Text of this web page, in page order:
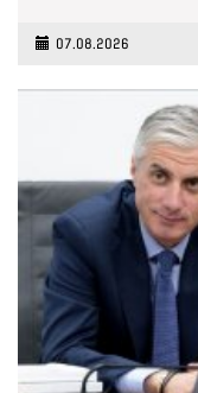
07.08.2026